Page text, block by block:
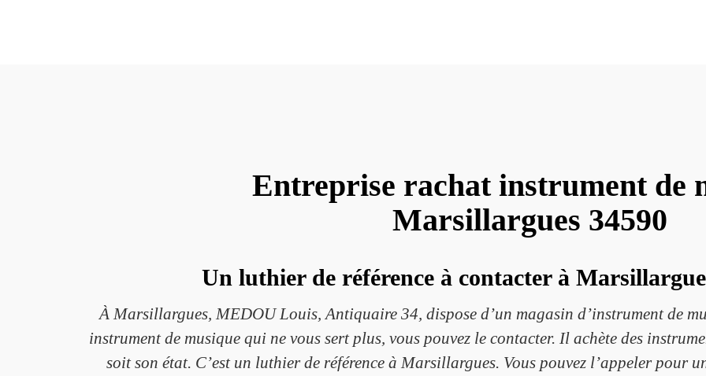
Entreprise rachat instrument de
Marsillargues 34590
Un luthier de référence à contacter à
À Marsillargues, MEDOU Louis, Antiquaire 34, dispose d’un magasin d’instrument de
instrument de musique qui ne vous sert plus, vous pouvez le contacter. Il achète des
soit son état. C’est un luthier de référence à Marsillargues. Vous pouvez l’appeler pour